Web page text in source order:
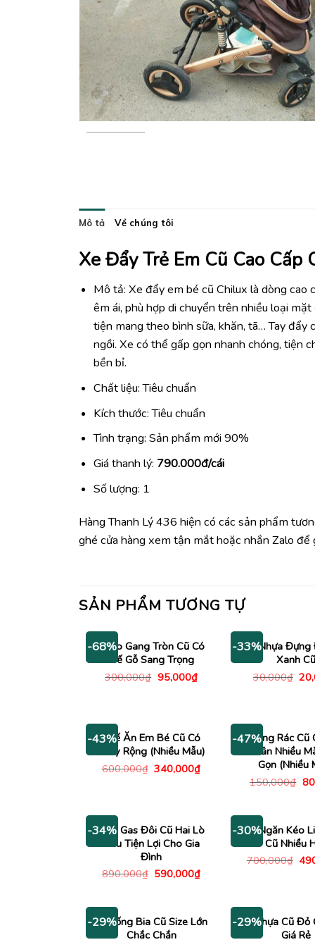
Mô tả Về chúng tôi
Xe Đẩy Trẻ Em Cũ Cao
Mô tả: Xe đẩy em bé cũ Chilux là dòng cao
êm ái, phù hợp di chuyển trên nhiều loại
tiện mang theo bình sữa, khăn, tã… Tay
ngồi. Xe có thể gấp gọn nhanh chóng, tiện
bền bỉ.
Chất liệu: Tiêu chuẩn
Kích thước: Tiêu chuẩn
Tình trạng: Sản phẩm mới 90%
Giá thanh lý: 790.000đ/cái
Số lượng: 1
Hàng Thanh Lý 436 hiện có các sản phẩm
ghé cửa hàng xem tận mắt hoặc nhắn Zalo để
SẢN PHẨM TƯƠNG TỰ
-68%
Chảo Gang Tròn Cũ Có
Đế Gỗ Sang Trọng
300,000₫ Giá
gốc
95,000₫Giá
hiện
-33%
Xô Nhựa Đựng
Xanh Cũ
30,000₫ Giá
gốc
-43%Ghế Ăn Em Bé Cũ Có
Khay Rộng (Nhiều Mẫu)
600,000₫ Giá
340,000₫Giá
-47%
Thùng Rác Cũ
Chân Nhiều
Gọn (Nhiều
150,000₫
-34%
Bếp Gas Đôi Cũ Hai Lò
Nấu Tiện Lợi Cho Gia
Đình
890,000₫ Giá
590,000₫Giá
590,000₫.
-30%
Tủ Ngăn Kéo
Cũ Nhiều
700,000₫ Giá
-29%
Ly Uống Bia Cũ Size Lớn
Chắc Chắn
-29%
Rổ Nhựa Cũ Đỏ
Giá Rẻ